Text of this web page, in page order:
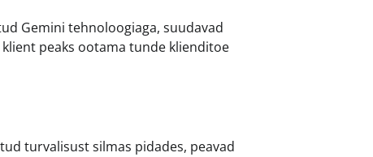
Gemini tehnoloogiaga, suudavad
peaks ootama tunde klienditoe
turvalisust silmas pidades, peavad